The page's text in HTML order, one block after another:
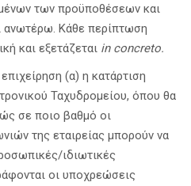
των προϋποθέσεων και
ανωτέρω. Κάθε περίπτωση
και εξετάζεται in concreto.
(α) η κατάρτιση
Ταχυδρομείου, όπου θα
σε ποιο βαθμό οι
της εταιρείας μπορούν να
ιδιωτικές
οι υποχρεώσεις